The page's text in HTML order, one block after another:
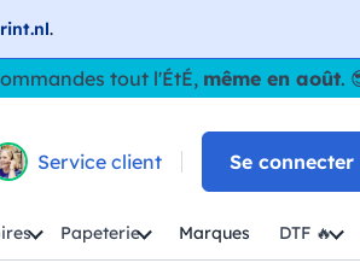
.
tout l'ÉtÉ, même en août.
Service client Se connecter
Papeterie Marques DTF 🔥